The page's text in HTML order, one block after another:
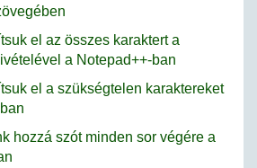
el az összes karaktert a
a Notepad++-ban
el a szükségtelen karaktereket
hozzá szót minden sor végére a